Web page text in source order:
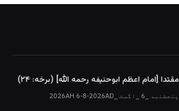
مقتدا [امام اعظم ابوحنیفه رحمه الله‎] (برخه: ۲۴)
پنجشنبه _6 _اگست _2026AH 6-8-2026AD